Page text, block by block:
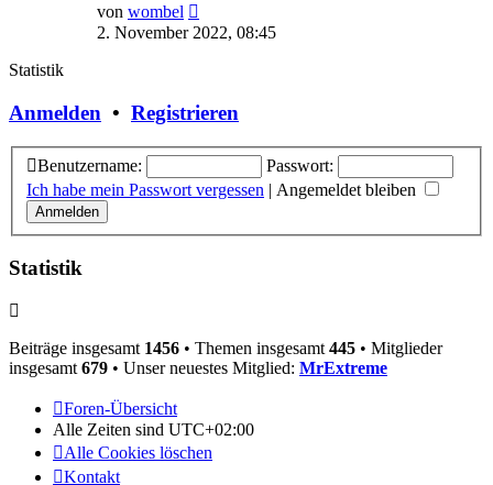
von wombel
Beitrag
2. November 2022, 08:45
Statistik
Anmelden • Registrieren
Benutzername:
Passwort:
Ich habe mein Passwort vergessen | Angemeldet bleiben
Statistik
Beiträge insgesamt 1456 • Themen insgesamt 445 • Mitglieder
insgesamt 679 • Unser neuestes Mitglied: MrExtreme
Foren-Übersicht
Alle Zeiten sind UTC+02:00
Alle Cookies löschen
Kontakt